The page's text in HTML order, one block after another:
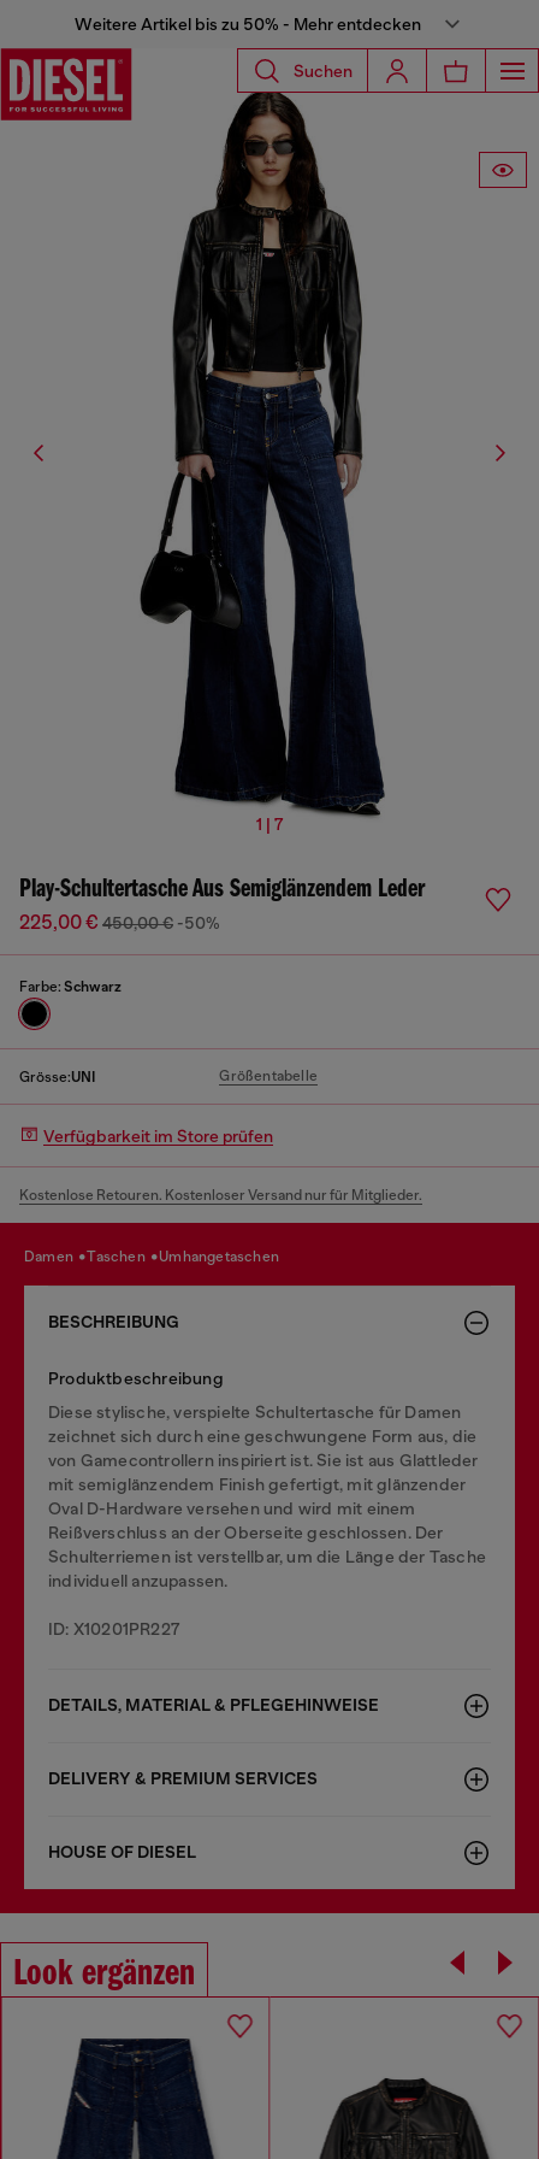
Weitere Artikel bis zu 50% - Mehr entdecken
Suchen
1 | 7
Play-Schultertasche Aus Semiglänzendem Leder
225,00 € 450,00 € -50%
Farbe: Schwarz
Grösse:UNI Größentabelle
Verfügbarkeit im Store prüfen
Kostenlose Retouren. Kostenloser Versand nur für Mitglieder.
damen taschen umhangetaschen
BESCHREIBUNG
Produktbeschreibung
Diese stylische, verspielte Schultertasche für Damen
zeichnet sich durch eine geschwungene Form aus, die
von Gamecontrollern inspiriert ist. Sie ist aus Glattleder
mit semiglänzendem Finish gefertigt, mit glänzender
Oval D-Hardware versehen und wird mit einem
Reißverschluss an der Oberseite geschlossen. Der
Schulterriemen ist verstellbar, um die Länge der Tasche
individuell anzupassen.
ID: X10201PR227
DETAILS, MATERIAL & PFLEGEHINWEISE
DELIVERY & PREMIUM SERVICES
HOUSE OF DIESEL
Look ergänzen